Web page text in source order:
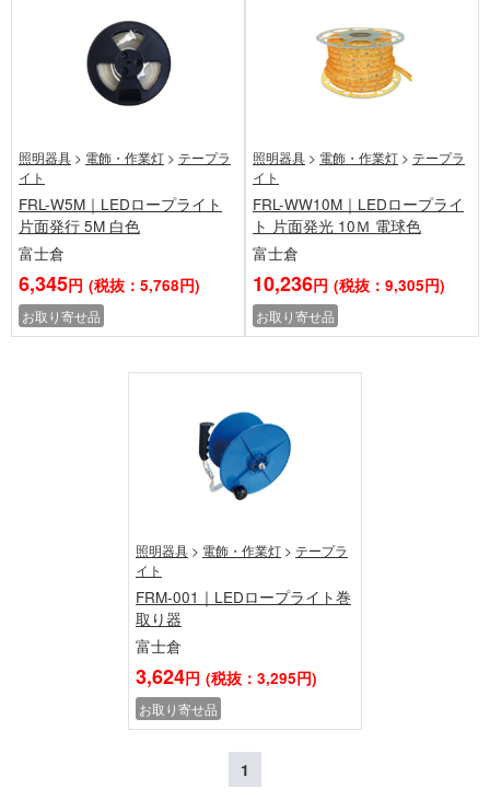
照明器具 > 電飾・作業灯 > テープラ
イト
FRL-W5M｜LEDロープライト
片面発行 5M 白色
富士倉
6,345円 (税抜：5,768円)
お取り寄せ品
照明器具 > 電飾・作業灯 > テープラ
イト
FRL-WW10M｜LEDロープライ
ト 片面発光 10Ｍ 電球色
富士倉
10,236円 (税抜：9,305円)
お取り寄せ品
照明器具 > 電飾・作業灯 > テープラ
イト
FRM-001｜LEDロープライト巻
取り器
富士倉
3,624円 (税抜：3,295円)
お取り寄せ品
1